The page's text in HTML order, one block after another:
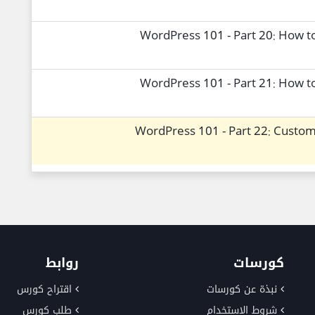
WordPress 101 - Part 20: How
WordPress 101 - Part 21: How
WordPress 101 - Part 22:
كورسات
نبذة عن كورسات
شروط الاستخدام
روابط
اقتراح كورس
طلب كورس